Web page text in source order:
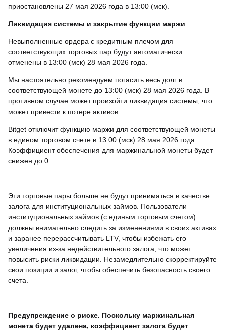
приостановлены 27 мая 2026 года в 13:00 (мск).
Ликвидация системы и закрытие функции маржи
Невыполненные ордера с кредитным плечом для
соответствующих торговых пар будут автоматически
отменены в 13:00 (мск) 28 мая 2026 года.
Мы настоятельно рекомендуем погасить весь долг в
соответствующей монете до 13:00 (мск) 28 мая 2026 года. В
противном случае может произойти ликвидация системы, что
может привести к потере активов.
Bitget отключит функцию маржи для соответствующей монеты
в едином торговом счете в 13:00 (мск) 28 мая 2026 года.
Коэффициент обеспечения для маржинальной монеты будет
снижен до 0.
Эти торговые пары больше не будут приниматься в качестве
залога для институциональных займов. Пользователи
институциональных займов (с единым торговым счетом)
должны внимательно следить за изменениями в своих активах
и заранее перерассчитывать LTV, чтобы избежать его
увеличения из-за недействительного залога, что может
повысить риски ликвидации. Незамедлительно скорректируйте
свои позиции и залог, чтобы обеспечить безопасность своего
счета.
Предупреждение о риске. Поскольку маржинальная
монета будет удалена, коэффициент залога будет